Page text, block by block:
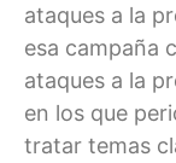
ataques a la
esa campaña
ataques a la
en los que
tratar temas